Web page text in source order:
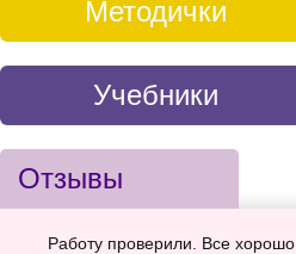
Методички
Учебники
Отзывы
Работу проверили. Все хорошо,